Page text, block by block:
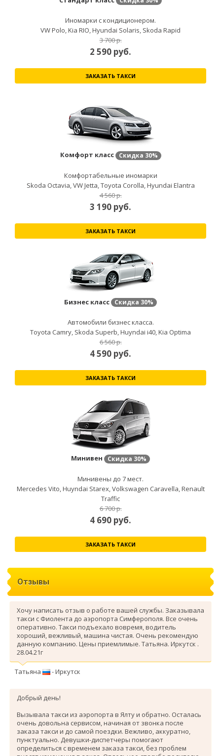
Иномарки с кондиционером.
VW Polo, Kia RIO, Hyundai Solaris, Skoda Rapid
3 700 р.
2 590 руб.
ЗАКАЗАТЬ ТАКСИ
Комфорт класс Скидка 30%
Комфортабельные иномарки
Skoda Octavia, VW Jetta, Toyota Corolla, Hyundai Elantra
4 560 р.
3 190 руб.
ЗАКАЗАТЬ ТАКСИ
Бизнес класс Скидка 30%
Автомобили бизнес класса.
Toyota Camry, Skoda Superb, Huyndai i40, Kia Optima
6 560 р.
4 590 руб.
ЗАКАЗАТЬ ТАКСИ
Минивен Скидка 30%
Минивены до 7 мест.
Mercedes Vito, Huyndai Starex, Volkswagen Caravella, Renault
Traffic
6 700 р.
4 690 руб.
ЗАКАЗАТЬ ТАКСИ
Отзывы
Хочу написать отзыв о работе вашей службы. Заказывала
такси с Фиолента до аэропорта Симферополя. Все очень
оперативно. Такси подъехало вовремя, водитель
хороший, вежливый, машина чистая. Очень рекомендую
данную компанию. Цены приемлимые. Татьяна. Иркутск .
28.04.21г
Татьяна - Иркутск
Добрый день!
Вызывала такси из аэропорта в Ялту и обратно. Осталась
очень довольна сервисом, начиная от звонка после
заказа такси и до самой поездки. Вежливо, аккуратно,
пунктуально. Девушки-диспетчеры помогают
определиться с временем заказа такси, без проблем